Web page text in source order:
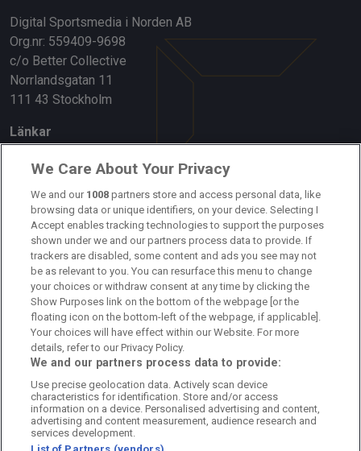
Digital Sportsmedia i Norden AB
Org.nr: 559409-9698
c/o Better Collective
Norrlandsgatan 11
111 43 Stockholm
Länkar
Om oss
Kontakta oss
Kundtjänst
Sponsor: Rekatochklart
Annonsera på Fotbolldirekt
Redaktionell policy
Personuppgiftspolicy
Cookiepolicy
Arkiv
We Care About Your Privacy
We and our 1008 partners store and access personal data, like
browsing data or unique identifiers, on your device. Selecting I
Accept enables tracking technologies to support the purposes
shown under we and our partners process data to provide. If
trackers are disabled, some content and ads you see may not
be as relevant to you. You can resurface this menu to change
your choices or withdraw consent at any time by clicking the
Show Purposes link on the bottom of the webpage [or the
floating icon on the bottom-left of the webpage, if applicable].
Your choices will have effect within our Website. For more
details, refer to our Privacy Policy.
We and our partners process data to provide:
Use precise geolocation data. Actively scan device
characteristics for identification. Store and/or access
information on a device. Personalised advertising and content,
advertising and content measurement, audience research and
services development.